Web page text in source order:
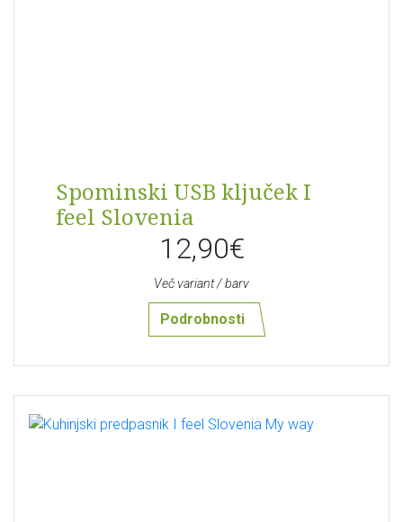
Spominski USB ključek I
feel Slovenia
12,90€
Več variant / barv
Podrobnosti